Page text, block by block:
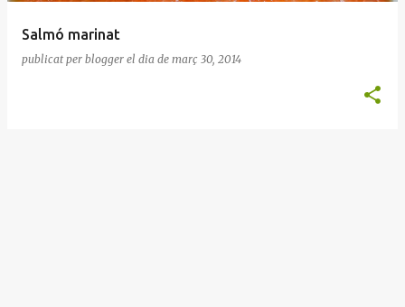
Salmó marinat
publicat per blogger el dia de març 30, 2014